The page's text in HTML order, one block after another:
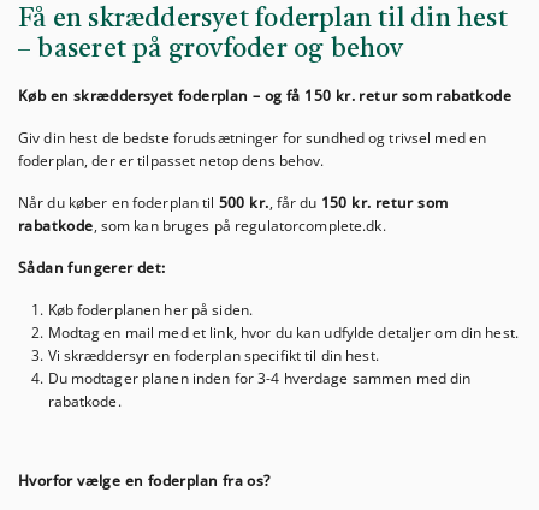
Få en skræddersyet foderplan til din hest
– baseret på grovfoder og behov
Køb en skræddersyet foderplan – og få 150 kr. retur som rabatkode
Giv din hest de bedste forudsætninger for sundhed og trivsel med en
foderplan, der er tilpasset netop dens behov.
Når du køber en foderplan til 500 kr., får du 150 kr. retur som
rabatkode, som kan bruges på regulatorcomplete.dk.
Sådan fungerer det:
Køb foderplanen her på siden.
Modtag en mail med et link, hvor du kan udfylde detaljer om din hest.
Vi skræddersyr en foderplan specifikt til din hest.
Du modtager planen inden for 3-4 hverdage sammen med din
rabatkode.
Hvorfor vælge en foderplan fra os?